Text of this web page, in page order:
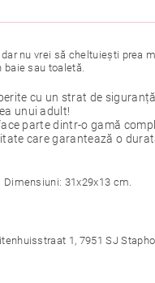
nu vrei să cheltuiești prea
baie sau toaletă.
cu un strat de
unui adult!
parte dintr-o gamă
care garantează o
Dimensiuni: 31x29x13 cm.
1, 7951 SJ